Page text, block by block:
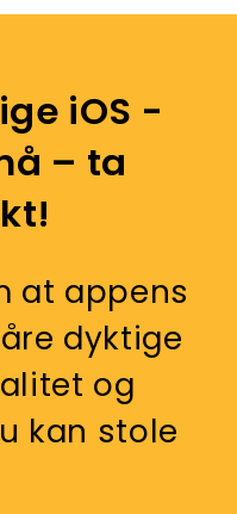
iOS -
– ta
at appens
dyktige
og
kan stole